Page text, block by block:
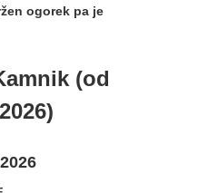
ogorek pa je
(od